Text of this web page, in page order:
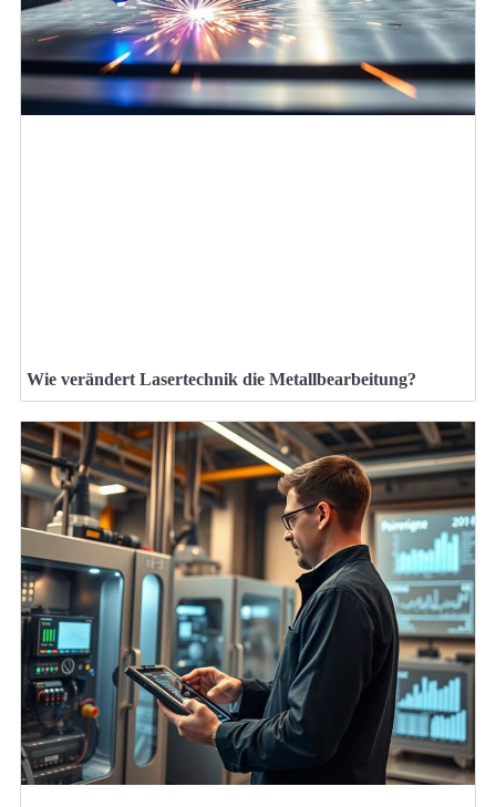
Wie verändert Lasertechnik die Metallbearbeitung?